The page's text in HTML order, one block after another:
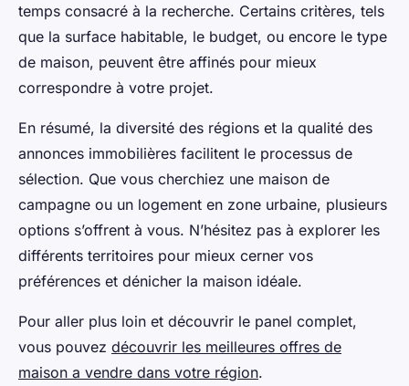
temps consacré à la recherche. Certains critères, tels
que la surface habitable, le budget, ou encore le type
de maison, peuvent être affinés pour mieux
correspondre à votre projet.
En résumé, la diversité des régions et la qualité des
annonces immobilières facilitent le processus de
sélection. Que vous cherchiez une maison de
campagne ou un logement en zone urbaine, plusieurs
options s’offrent à vous. N’hésitez pas à explorer les
différents territoires pour mieux cerner vos
préférences et dénicher la maison idéale.
Pour aller plus loin et découvrir le panel complet,
vous pouvez découvrir les meilleures offres de
maison a vendre dans votre région.